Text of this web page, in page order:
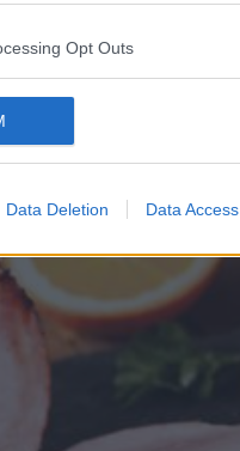
Opt Outs
Data Deletion Data Access